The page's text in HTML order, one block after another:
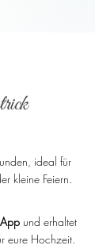
ideal für
kleine Feiern.
und erhaltet
eure Hochzeit.